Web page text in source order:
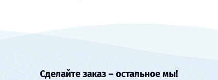
Сделайте заказ – остальное мы!